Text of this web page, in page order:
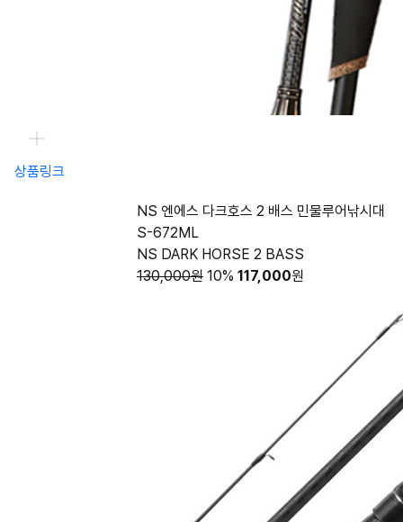
상품링크
NS 엔에스 다크호스 2 배스 민물루어낚시대
S-672ML
NS DARK HORSE 2 BASS
130,000원 10% 117,000원